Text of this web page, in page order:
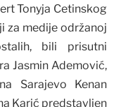
Tonyja Cetinskog
za medije održanoj
bili prisutni
Jasmin Ademović,
Sarajevo Kenan
Karić predstavljen